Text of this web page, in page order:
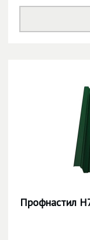
Профнастил